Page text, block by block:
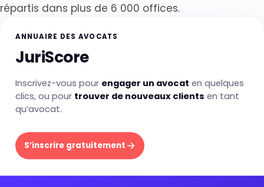
répartis dans plus de 6 000 offices.
ANNUAIRE DES AVOCATS
JuriScore
Inscrivez-vous pour engager un avocat en quelques
clics, ou pour trouver de nouveaux clients en tant
qu’avocat.
S’inscrire gratuitement